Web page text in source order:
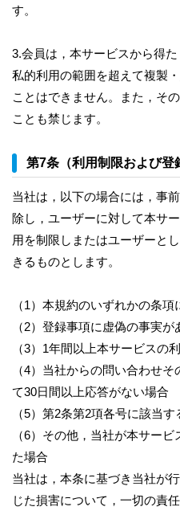
す。
3.会員は，本サービスから得
私的利用の範囲を超えて複製
ことはできません。また，そ
ことも禁じます。
第7条（利用制限および登
当社は，以下の場合には，事
除し，ユーザーに対して本サ
用を制限しまたはユーザーと
きるものとします。
（1）本規約のいずれかの条
（2）登録事項に虚偽の事実
（3）1年間以上本サービスの
（4）当社からの問い合わせ
て30日間以上応答がない場合
（5）第2条第2項各号に該当す
（6）その他，当社が本サー
た場合
当社は，本条に基づき当社が
じた損害について，一切の責